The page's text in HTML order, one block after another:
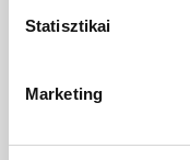
Statisztikai
Marketing
Vevői vélemények
Adatkezelési